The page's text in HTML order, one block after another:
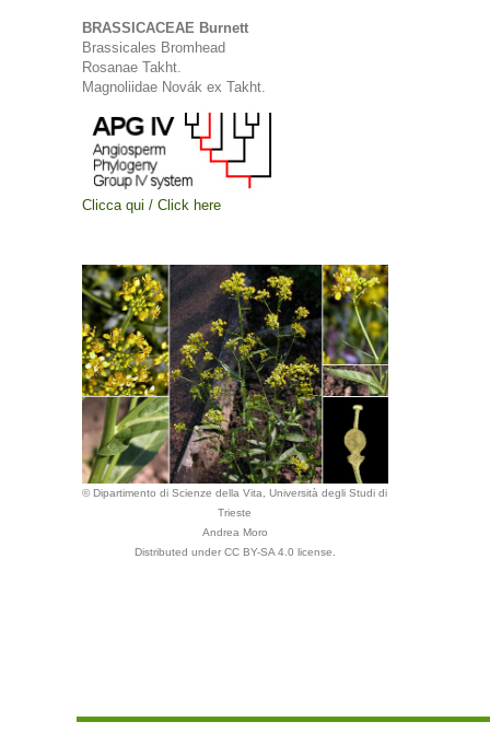
BRASSICACEAE Burnett
Brassicales Bromhead
Rosanae Takht.
Magnoliidae Novák ex Takht.
Clicca qui / Click here
© Dipartimento di Scienze della Vita, Università degli Studi di
Trieste
Andrea Moro
Distributed under CC BY-SA 4.0 license.